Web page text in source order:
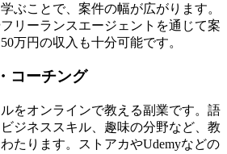
ぶことで、案件の幅が広がります。
リーランスエージェントを通じて案
万円の収入も十分可能です。
コーチング
をオンラインで教える副業です。語
ジネススキル、趣味の分野など、教
たります。ストアカやUdemyなどの